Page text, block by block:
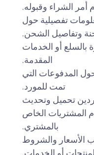
أمر الشراء وقبوله.
تفصيلية حول
وتفاصيل الشحن.
بالسلع أو الخدمات
المقدمة.
المدفوعات التي
تمت للمورد.
تحميل وتحديث
المشتريات الخاص
بالمشتري.
الأسعار والشروط
أو الخدمات.